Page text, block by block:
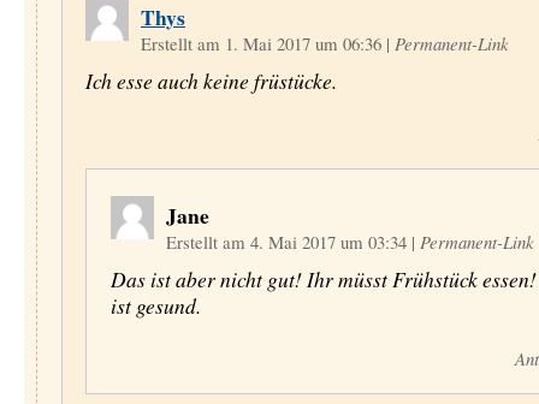
Thys
Erstellt am 1. Mai 2017 um 06:36 | Permanent-Link
Ich esse auch keine früstücke.
Jane
Erstellt am 4. Mai 2017 um 03:34 | Permanent-Link
Das ist aber nicht gut! Ihr müsst Frühstück
ist gesund.